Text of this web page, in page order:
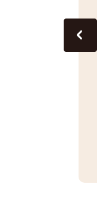
の田んぼ。青梅・東京繁